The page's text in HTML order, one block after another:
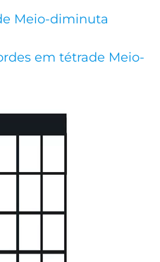
Meio-diminuta
em tétrade Meio-